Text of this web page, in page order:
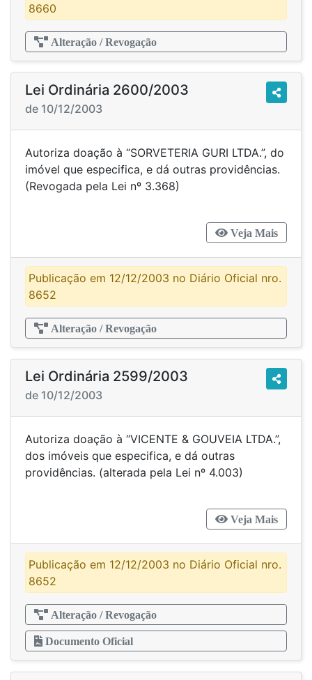
8660
Alteração / Revogação
Lei Ordinária 2600/2003
de 10/12/2003
Autoriza doação à “SORVETERIA GURI LTDA.”, do
imóvel que especifica, e dá outras providências.
(Revogada pela Lei nº 3.368)
Veja Mais
Publicação em 12/12/2003 no Diário Oficial nro.
8652
Alteração / Revogação
Lei Ordinária 2599/2003
de 10/12/2003
Autoriza doação à “VICENTE & GOUVEIA LTDA.”,
dos imóveis que especifica, e dá outras
providências. (alterada pela Lei nº 4.003)
Veja Mais
Publicação em 12/12/2003 no Diário Oficial nro.
8652
Alteração / Revogação
Documento Oficial